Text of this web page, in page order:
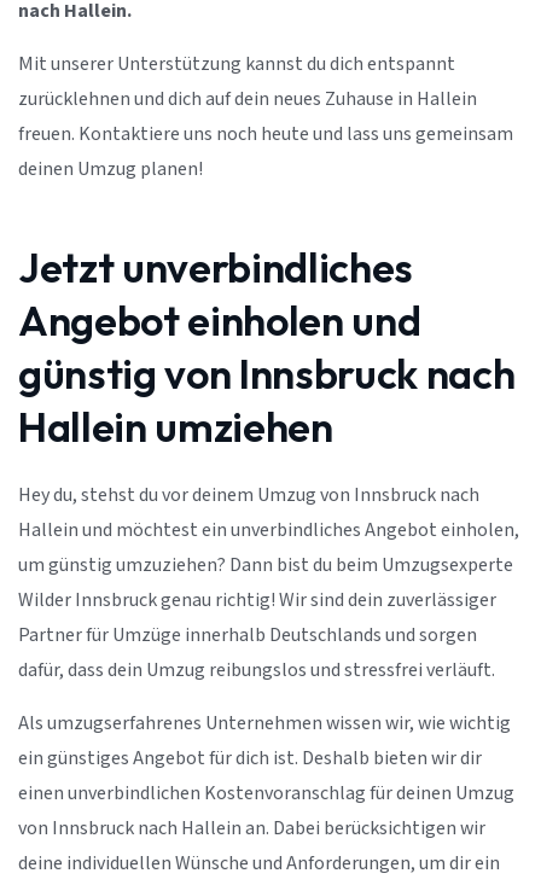
nach Hallein.
Mit unserer Unterstützung kannst du dich entspannt
zurücklehnen und dich auf dein neues Zuhause in Hallein
freuen. Kontaktiere uns noch heute und lass uns gemeinsam
deinen Umzug planen!
Jetzt unverbindliches
Angebot einholen und
günstig von Innsbruck nach
Hallein umziehen
Hey du, stehst du vor deinem Umzug von Innsbruck nach
Hallein und möchtest ein unverbindliches Angebot einholen,
um günstig umzuziehen? Dann bist du beim Umzugsexperte
Wilder Innsbruck genau richtig! Wir sind dein zuverlässiger
Partner für Umzüge innerhalb Deutschlands und sorgen
dafür, dass dein Umzug reibungslos und stressfrei verläuft.
Als umzugserfahrenes Unternehmen wissen wir, wie wichtig
ein günstiges Angebot für dich ist. Deshalb bieten wir dir
einen unverbindlichen Kostenvoranschlag für deinen Umzug
von Innsbruck nach Hallein an. Dabei berücksichtigen wir
deine individuellen Wünsche und Anforderungen, um dir ein